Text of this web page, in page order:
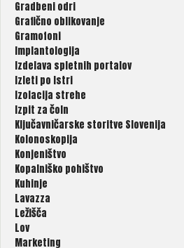
Gradbeni odri
Grafično oblikovanje
Gramofoni
Implantologija
Izdelava spletnih portalov
Izleti po Istri
Izolacija strehe
Izpit za čoln
Ključavničarske storitve Slovenija
Kolonoskopija
Konjeništvo
Kopalniško pohištvo
Kuhinje
Lavazza
Ležišča
Lov
Marketing